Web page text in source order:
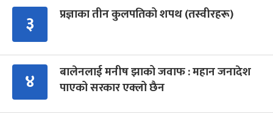
३ प्रज्ञाका तीन कुलपतिको शपथ (तस्वीरहरू)
४
बालेनलाई मनीष झाको जवाफ : महान जनादेश
पाएको सरकार एक्लो छैन